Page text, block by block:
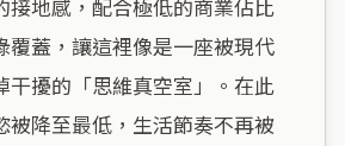
接地感，配合極低的商業佔比
覆蓋，讓這裡像是一座被現代
干擾的「思維真空室」。在此
被降至最低，生活節奏不再被